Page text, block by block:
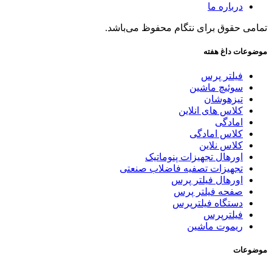
درباره ما
تمامی حقوق برای نتگام محفوظ می‌باشد.
موضوعات داغ هفته
فیلتر پرس
سوئیچ ماشین
تیزهوشان
کلاس های انلاین
امادگی
کلاس امادگی
کلاس نلاین
اورهال تجهیزات پنوماتیک
تجهیزات تصفیه فاضلاب صنعتی
اورهال فیلتر پرس
صفحه فیلتر پرس
دستگاه فیلترپرس
فیلترپرس
ریموت ماشین
موضوعات